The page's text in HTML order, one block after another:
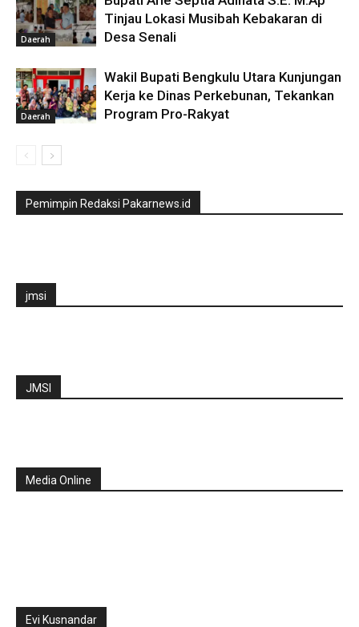
Daerah
Tinjau Lokasi Musibah Kebakaran di
Desa Senali
Daerah
Wakil Bupati Bengkulu Utara Kunjungan
Kerja ke Dinas Perkebunan, Tekankan
Program Pro-Rakyat
Pemimpin Redaksi Pakarnews.id
jmsi
JMSI
Media Online
Evi Kusnandar